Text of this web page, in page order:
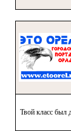
Твой класс был